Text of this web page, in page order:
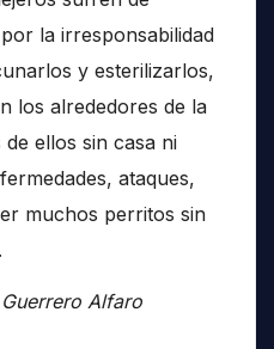
la irresponsabilidad
y esterilizarlos,
los alrededores de la
ellos sin casa ni
ataques,
muchos perritos sin
Alfaro